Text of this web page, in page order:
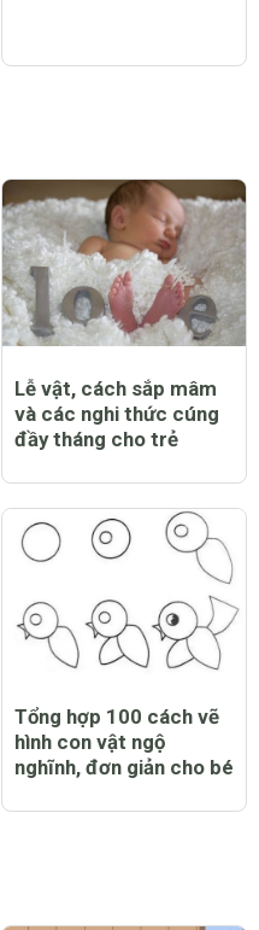
Lễ vật, cách sắp mâm
và các nghi thức cúng
đầy tháng cho trẻ
Tổng hợp 100 cách vẽ
hình con vật ngộ
nghĩnh, đơn giản cho bé